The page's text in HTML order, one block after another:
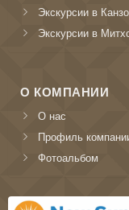
Экскурсии в Канзо
Экскурсии в
О КОМПАНИИ
О нас
Профиль
Фотоальбом